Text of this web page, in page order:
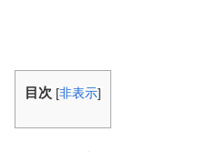
目次 [非表示]